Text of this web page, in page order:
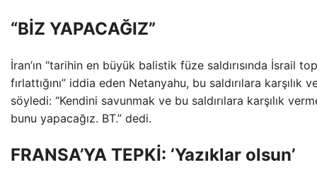
“BİZ YAPACAĞIZ”
İran’ın “tarihin en büyük balistik füze saldırısında İsrail
fırlattığını” iddia eden Netanyahu, bu saldırılara
söyledi: “Kendini savunmak ve bu saldırılara karşılık
bunu yapacağız. BT.” dedi.
FRANSA’YA TEPKİ: ‘Yazıklar olsun’